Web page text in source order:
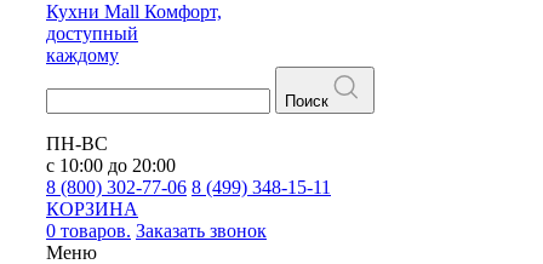
Кухни Mall Комфорт,
доступный
каждому
Поиск
ПН-ВС
с 10:00 до 20:00
8 (800) 302-77-06 8 (499) 348-15-11
КОРЗИНА
0 товаров. Заказать звонок
Меню